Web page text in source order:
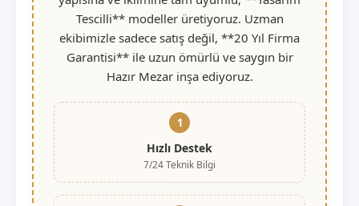
Tescilli** modeller üretiyoruz. Uzman
ekibimizle sadece satış değil, **20 Yıl Firma
Garantisi** ile uzun ömürlü ve saygın bir
Hazır Mezar inşa ediyoruz.
1
Hızlı Destek
7/24 Teknik Bilgi